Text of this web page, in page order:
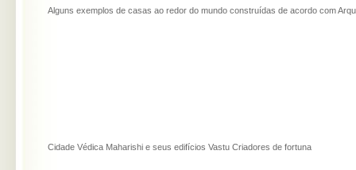
Alguns exemplos de casas ao redor do mundo construídas de acordo com
Cidade Védica Maharishi e seus edifícios Vastu Criadores de fortuna